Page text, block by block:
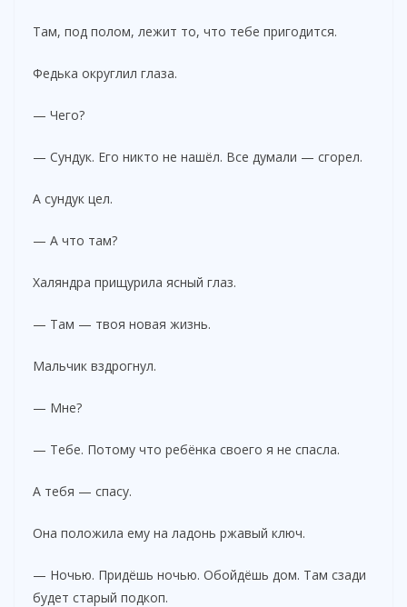
Там, под полом, лежит то, что тебе пригодится.
Федька округлил глаза.
— Чего?
— Сундук. Его никто не нашёл. Все думали — сгорел.
А сундук цел.
— А что там?
Халяндра прищурила ясный глаз.
— Там — твоя новая жизнь.
Мальчик вздрогнул.
— Мне?
— Тебе. Потому что ребёнка своего я не спасла.
А тебя — спасу.
Она положила ему на ладонь ржавый ключ.
— Ночью. Придёшь ночью. Обойдёшь дом. Там сзади
будет старый подкоп.